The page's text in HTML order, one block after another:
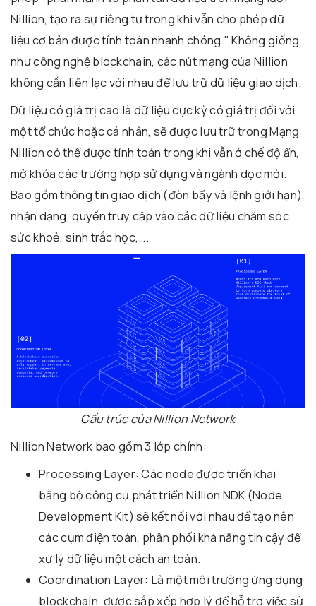
Nillion, tạo ra sự riêng tư trong khi vẫn cho phép dữ
liệu cơ bản được tính toán nhanh chóng." Không giống
như công nghệ blockchain, các nút mạng của Nillion
không cần liên lạc với nhau để lưu trữ dữ liệu giao dịch.
Dữ liệu có giá trị cao là dữ liệu cực kỳ có giá trị đối với
một tổ chức hoặc cá nhân, sẽ được lưu trữ trong Mạng
Nillion có thể được tính toán trong khi vẫn ở chế độ ẩn,
mở khóa các trường hợp sử dụng và ngành dọc mới.
Bao gồm thông tin giao dịch (đòn bẩy và lệnh giới hạn),
nhận dạng, quyền truy cập vào các dữ liệu chăm sóc
sức khoẻ, sinh trắc học,….
Cấu trúc của Nillion Network
Nillion Network bao gồm 3 lớp chính:
Processing Layer: Các node được triển khai
bằng bộ công cụ phát triển Nillion NDK (Node
Development Kit) sẽ kết nối với nhau để tạo nên
các cụm điện toán, phân phối khả năng tin cậy để
xử lý dữ liệu một cách an toàn.
Coordination Layer: Là một môi trường ứng dụng
blockchain, được sắp xếp hợp lý để hỗ trợ việc sử